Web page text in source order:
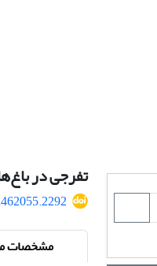
تفرجی در
مشخصات